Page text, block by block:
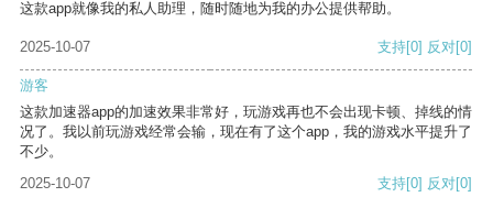
这款app就像我的私人助理，随时随地为我的办公提供帮助。
2025-10-07 支持[0] 反对[0]
游客
这款加速器app的加速效果非常好，玩游戏再也不会出现卡顿、掉线的情
况了。我以前玩游戏经常会输，现在有了这个app，我的游戏水平提升了
不少。
2025-10-07
支持[0] 反对[0]